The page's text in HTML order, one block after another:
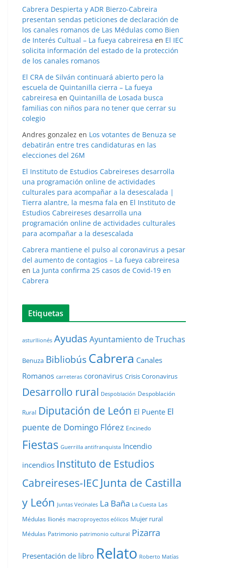
Cabrera Despierta y ADR Bierzo-Cabreira
presentan sendas peticiones de declaración de
los canales romanos de Las Médulas como Bien
de Interés Cultual – La fueya cabreiresa en El IEC
solicita información del estado de la protección
de los canales romanos
El CRA de Silván continuará abierto pero la
escuela de Quintanilla cierra – La fueya
cabreiresa en Quintanilla de Losada busca
familias con niños para no tener que cerrar su
colegio
Andres gonzalez en Los votantes de Benuza se
debatirán entre tres candidaturas en las
elecciones del 26M
El Instituto de Estudios Cabreireses desarrolla
una programación online de actividades
culturales para acompañar a la desescalada |
Tierra alantre, la mesma fala en El Instituto de
Estudios Cabreireses desarrolla una
programación online de actividades culturales
para acompañar a la desescalada
Cabrera mantiene el pulso al coronavirus a pesar
del aumento de contagios – La fueya cabreiresa
en La Junta confirma 25 casos de Covid-19 en
Cabrera
Etiquetas
asturllionés Ayudas Ayuntamiento de Truchas
Benuza BibliobúsCabrera Canales
Romanos carreteras coronavirus Crisis Coronavirus
Desarrollo rural Despoblación Despoblación
Rural Diputación de León El Puente El
puente de Domingo Flórez Encinedo
Fiestas Guerrilla antifranquista Incendio
incendios Instituto de Estudios
Cabreireses-IEC Junta de Castilla
y León Juntas Vecinales La Baña La Cuesta Las
Médulas llionés macroproyectos eólicos Mujer rural
Médulas Patrimonio patrimonio cultural Pizarra
Presentación de libro Relato Roberto Matías